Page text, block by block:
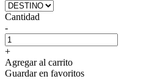
Cantidad
-
+
Agregar al carrito
Guardar en favoritos